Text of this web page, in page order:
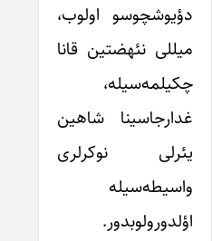
دؤیوشچوسو اولوب،
میللی نئهضتین قانا
چکیلمه‌سیله،
غدارجاسینا شاهین
یئرلی نوکرلری
واسیطه‌سیله
اؤلدورولوبدور.